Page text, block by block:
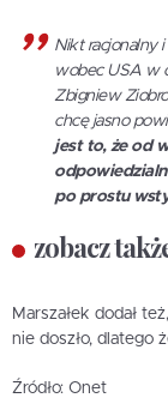
Nikt racjonalny
wobec USA w
Zbigniew
chcę jasno
jest to, że od
po prostu
zobacz
Marszałek dodał
nie doszło, dlatego
Źródło: Onet